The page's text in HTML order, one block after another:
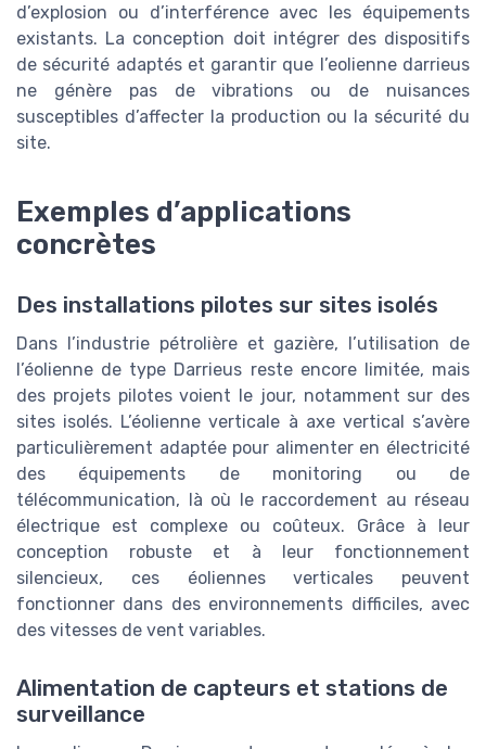
d’explosion ou d’interférence avec les équipements
existants. La conception doit intégrer des dispositifs
de sécurité adaptés et garantir que l’eolienne darrieus
ne génère pas de vibrations ou de nuisances
susceptibles d’affecter la production ou la sécurité du
site.
Exemples d’applications
concrètes
Des installations pilotes sur sites isolés
Dans l’industrie pétrolière et gazière, l’utilisation de
l’éolienne de type Darrieus reste encore limitée, mais
des projets pilotes voient le jour, notamment sur des
sites isolés. L’éolienne verticale à axe vertical s’avère
particulièrement adaptée pour alimenter en électricité
des équipements de monitoring ou de
télécommunication, là où le raccordement au réseau
électrique est complexe ou coûteux. Grâce à leur
conception robuste et à leur fonctionnement
silencieux, ces éoliennes verticales peuvent
fonctionner dans des environnements difficiles, avec
des vitesses de vent variables.
Alimentation de capteurs et stations de
surveillance